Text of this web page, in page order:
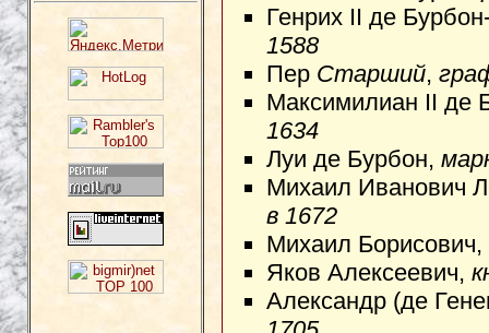
Генрих II де
1588
Пер Старший,
Максимилиан II де
1634
Луи де Бурбон,
Михаил Иванович
в 1672
Михаил Борисович,
Яков Алексеевич,
Александр (де